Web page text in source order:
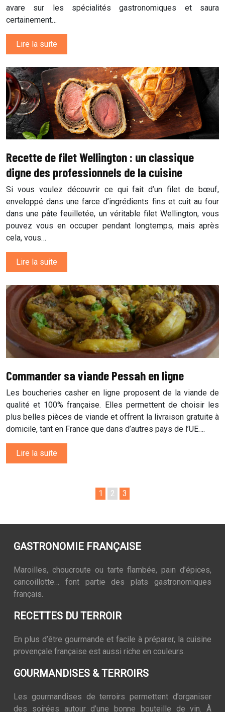
avare sur les spécialités gastronomiques et saura
certainement…
Lire la suite
Recette de filet Wellington : un classique
digne des professionnels de la cuisine
Si vous voulez découvrir ce qui fait d’un filet de bœuf,
enveloppé dans une farce d’ingrédients fins et cuit au four
dans une pâte feuilletée, un véritable filet Wellington, vous
pouvez vous en occuper pendant longtemps, mais après
cela, vous…
Lire la suite
Commander sa viande Pessah en ligne
Les boucheries casher en ligne proposent de la viande de
qualité et 100% française. Elles permettent de choisir les
plus belles pièces de viande et offrent la livraison gratuite à
domicile, tant en France que dans d’autres pays de l’UE….
Lire la suite
1 2 3
GASTRONOMIE FRANÇAISE
Maroilles, choucroute ou tarte flambée, pain d’épices,
cancoillotte… font partie des plats gastronomiques
français.
RECETTES DU TERROIR
En plus d’être gourmande et facile à préparer, la cuisine
provençale française est aussi riche en couleurs.
GOURMANDISES & TERROIRS
Les gourmandises de terroirs permettent d’organiser
des soirées autour d’une bonne bouteille de vin. À